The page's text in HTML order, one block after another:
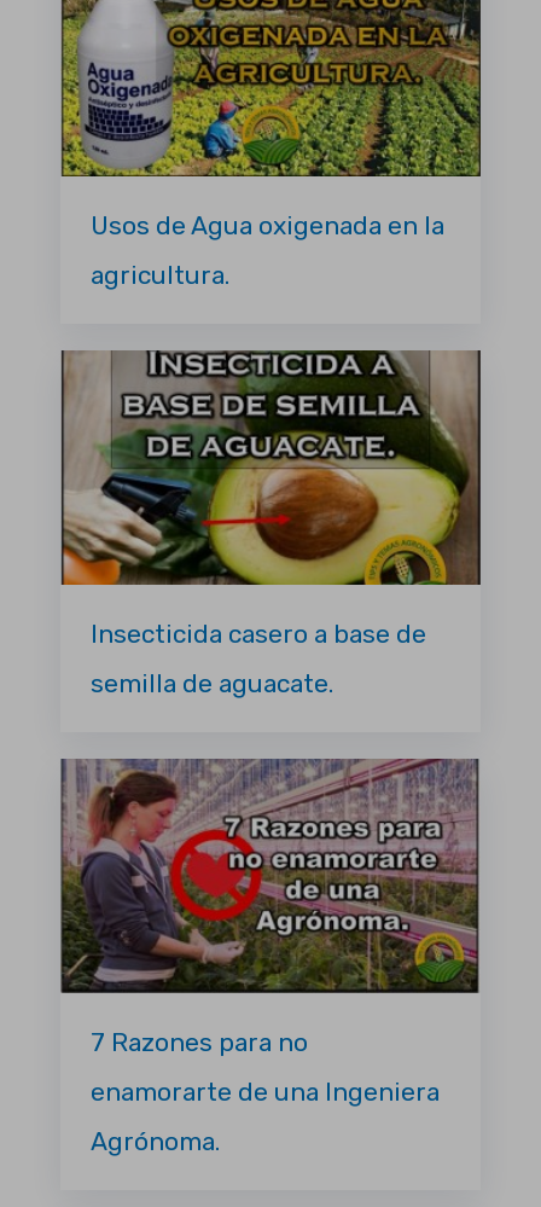
Usos de Agua oxigenada en la
agricultura.
Insecticida casero a base de
semilla de aguacate.
7 Razones para no
enamorarte de una Ingeniera
Agrónoma.